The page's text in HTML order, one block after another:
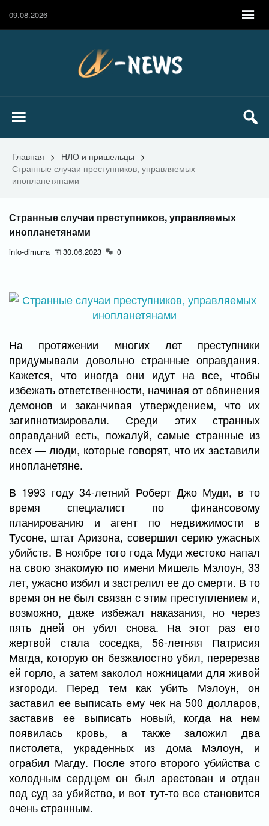
09.08.2026
Главная > НЛО и пришельцы >
Странные случаи преступников, управляемых
инопланетянами
Странные случаи преступников, управляемых
инопланетянами
info-dimurra 30.06.2023 0
На протяжении многих лет преступники
придумывали довольно странные оправдания.
Кажется, что иногда они идут на все, чтобы
избежать ответственности, начиная от обвинения
демонов и заканчивая утверждением, что их
загипнотизировали. Среди этих странных
оправданий есть, пожалуй, самые странные из
всех — люди, которые говорят, что их заставили
инопланетяне.
В 1993 году 34-летний Роберт Джо Муди, в то
время специалист по финансовому
планированию и агент по недвижимости в
Тусоне, штат Аризона, совершил серию ужасных
убийств. В ноябре того года Муди жестоко напал
на свою знакомую по имени Мишель Мэлоун, 33
лет, ужасно избил и застрелил ее до смерти. В то
время он не был связан с этим преступлением и,
возможно, даже избежал наказания, но через
пять дней он убил снова. На этот раз его
жертвой стала соседка, 56-летняя Патрисия
Магда, которую он безжалостно убил, перерезав
ей горло, а затем заколол ножницами для живой
изгороди. Перед тем как убить Мэлоун, он
заставил ее выписать ему чек на 500 долларов,
заставив ее выписать новый, когда на нем
появилась кровь, а также заложил два
пистолета, украденных из дома Мэлоун, и
ограбил Магду. После этого второго убийства с
холодным сердцем он был арестован и отдан
под суд за убийство, и вот тут-то все становится
очень странным.